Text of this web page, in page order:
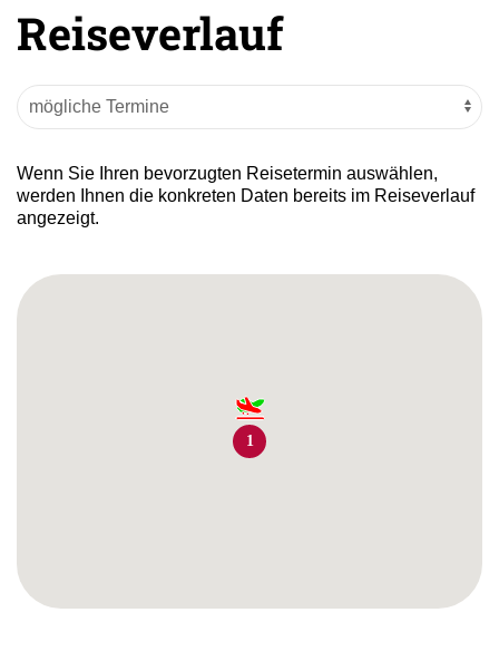
Reiseverlauf
Wenn Sie Ihren bevorzugten Reisetermin auswählen,
werden Ihnen die konkreten Daten bereits im Reiseverlauf
angezeigt.
1